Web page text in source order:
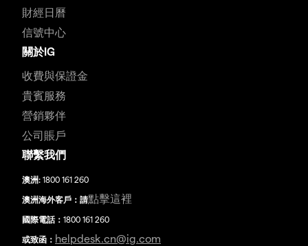
財經日曆
信號中心
關於IG
收費與保證金
貴賓服務
營銷夥伴
公司賬戶
聯繫我們
澳洲: 1800 161 260
澳洲海外客戶：請點擊這裡
國際電話： 1800 161 260
或致函： helpdesk.cn@ig.com